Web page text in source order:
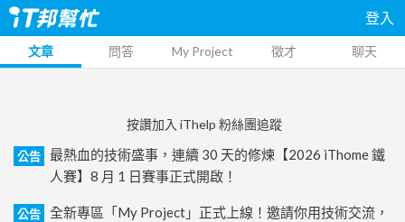
登入
文章 問答 My Project 徵才 聊天
按讚加入 iThelp 粉絲團追蹤
公告
最熱血的技術盛事，連續 30 天的修煉【2026 iThome 鐵
人賽】8 月 1 日賽事正式開啟！
公告
全新專區「My Project」正式上線！邀請你用技術交流，